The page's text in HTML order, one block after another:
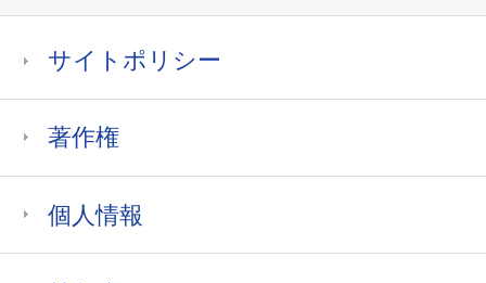
サイトポリシー
著作権
個人情報